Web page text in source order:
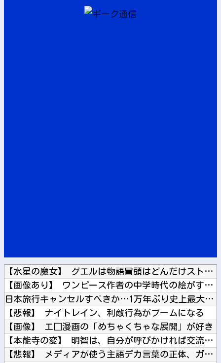
【水星の魔女】 グエルは物語冒頭はどんだけストレスフルだった...
【画像あり】 ワンピース作者の中学時代の絵がすごすぎる→
日本旅行キャンセルすべきか…1万年ぶり史上最大級の火山の兆し...
【悲報】 ナイトレイン、利敵行為がブームになる
【画像】 エ□漫画の「めちゃくちゃな展開」が好き
【本能寺の変】 明智は、自分が呼びかければ交流のあった家臣は...
【悲報】 メディアが使う主語デカ言葉の正体、ガチでこれだった...